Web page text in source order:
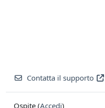
Contatta il supporto
Ospite (Accedi)